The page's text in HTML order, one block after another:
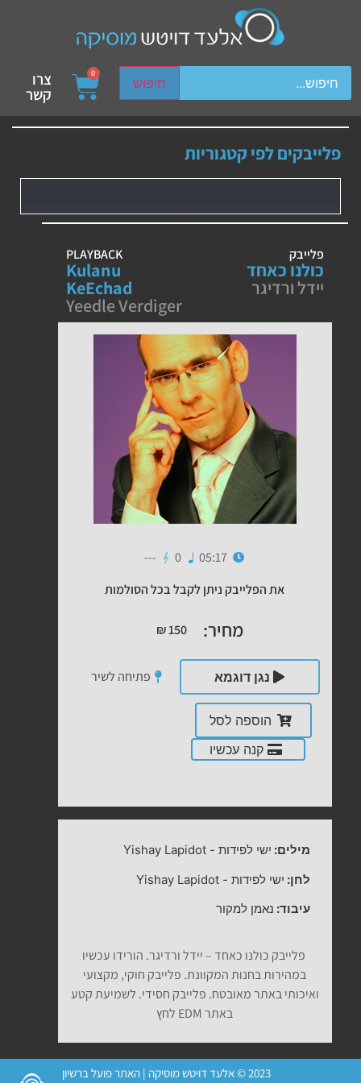
חיפוש
device users, explore by touch or with swipe gestures.
0 צרו
קשר
פלייבקים לפי קטגוריות
פלייבק
כולנו כאחד
יידל ורדיגר
PLAYBACK
Kulanu
KeEchad
Yeedle Verdiger
05:17
0
---
את הפלייבק ניתן לקבל בכל הסולמות
מחיר: ₪150
נגן דוגמא פתיחה לשיר
הוספה לסל
קנה עכשיו
מילים: ישי לפידות -
Yishay Lapidot
לחן: ישי לפידות -
Yishay Lapidot
עיבוד: נאמן למקור
פלייבק כולנו כאחד – יידל ורדיגר. הורידו עכשיו
במהירות בחנות המקוונת. פלייבק חוקי, מקצועי
ואיכותי באתר מאובטח. פלייבק חסידי. לשמיעת קטע
באתר EDM לחץ
2023 © אלעד דויטש מוסיקה | האתר פועל ברשיון